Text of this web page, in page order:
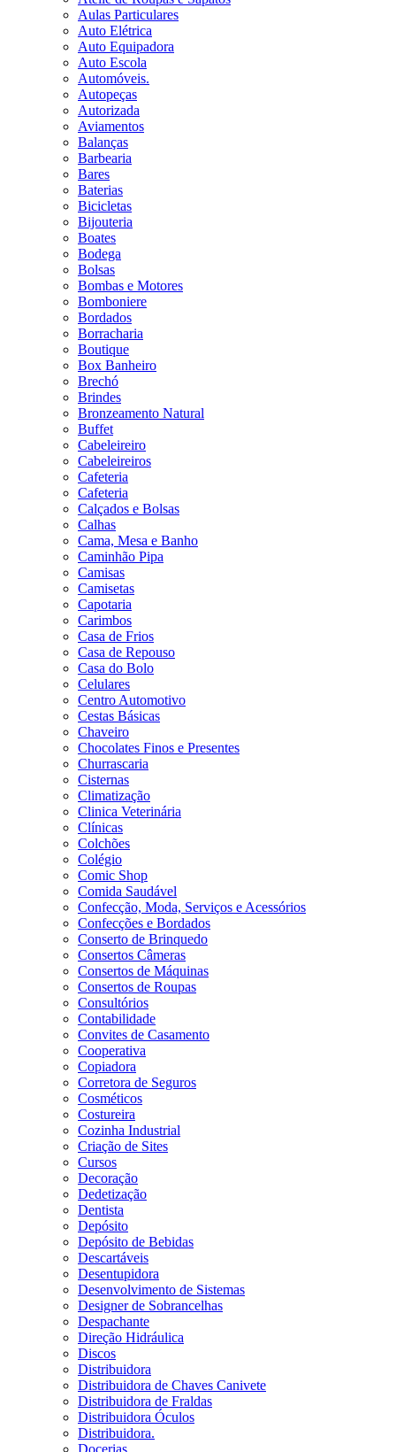
Aulas Particulares
Auto Elétrica
Auto Equipadora
Auto Escola
Automóveis.
Autopeças
Autorizada
Aviamentos
Balanças
Barbearia
Bares
Baterias
Bicicletas
Bijouteria
Boates
Bodega
Bolsas
Bombas e Motores
Bomboniere
Bordados
Borracharia
Boutique
Box Banheiro
Brechó
Brindes
Bronzeamento Natural
Buffet
Cabeleireiro
Cabeleireiros
Cafeteria
Cafeteria
Calçados e Bolsas
Calhas
Cama, Mesa e Banho
Caminhão Pipa
Camisas
Camisetas
Capotaria
Carimbos
Casa de Frios
Casa de Repouso
Casa do Bolo
Celulares
Centro Automotivo
Cestas Básicas
Chaveiro
Chocolates Finos e Presentes
Churrascaria
Cisternas
Climatização
Clinica Veterinária
Clínicas
Colchões
Colégio
Comic Shop
Comida Saudável
Confecção, Moda, Serviços e Acessórios
Confecções e Bordados
Conserto de Brinquedo
Consertos Câmeras
Consertos de Máquinas
Consertos de Roupas
Consultórios
Contabilidade
Convites de Casamento
Cooperativa
Copiadora
Corretora de Seguros
Cosméticos
Costureira
Cozinha Industrial
Criação de Sites
Cursos
Decoração
Dedetização
Dentista
Depósito
Depósito de Bebidas
Descartáveis
Desentupidora
Desenvolvimento de Sistemas
Designer de Sobrancelhas
Despachante
Direção Hidráulica
Discos
Distribuidora
Distribuidora de Chaves Canivete
Distribuidora de Fraldas
Distribuidora Óculos
Distribuidora.
Docerias